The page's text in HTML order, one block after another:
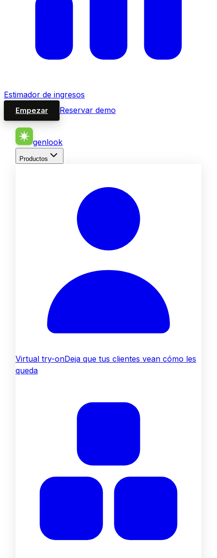
Estimador de ingresos
Empezar Reservar demo
genlook
Productos
Virtual try-onDeja que tus clientes vean cómo les
queda